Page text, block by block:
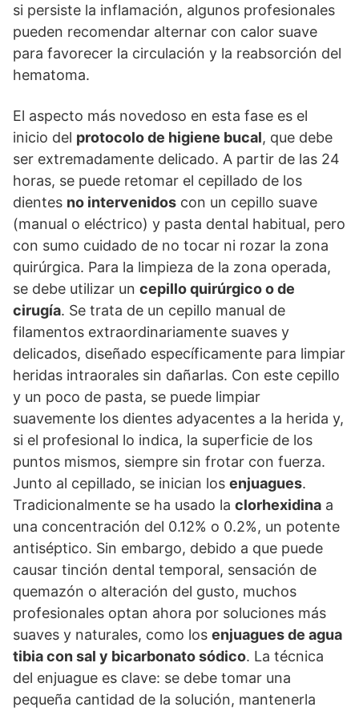
si persiste la inflamación, algunos profesionales
pueden recomendar alternar con calor suave
para favorecer la circulación y la reabsorción del
hematoma.
El aspecto más novedoso en esta fase es el
inicio del protocolo de higiene bucal, que debe
ser extremadamente delicado. A partir de las 24
horas, se puede retomar el cepillado de los
dientes no intervenidos con un cepillo suave
(manual o eléctrico) y pasta dental habitual, pero
con sumo cuidado de no tocar ni rozar la zona
quirúrgica. Para la limpieza de la zona operada,
se debe utilizar un cepillo quirúrgico o de
cirugía. Se trata de un cepillo manual de
filamentos extraordinariamente suaves y
delicados, diseñado específicamente para limpiar
heridas intraorales sin dañarlas. Con este cepillo
y un poco de pasta, se puede limpiar
suavemente los dientes adyacentes a la herida y,
si el profesional lo indica, la superficie de los
puntos mismos, siempre sin frotar con fuerza.
Junto al cepillado, se inician los enjuagues.
Tradicionalmente se ha usado la clorhexidina a
una concentración del 0.12% o 0.2%, un potente
antiséptico. Sin embargo, debido a que puede
causar tinción dental temporal, sensación de
quemazón o alteración del gusto, muchos
profesionales optan ahora por soluciones más
suaves y naturales, como los enjuagues de agua
tibia con sal y bicarbonato sódico. La técnica
del enjuague es clave: se debe tomar una
pequeña cantidad de la solución, mantenerla